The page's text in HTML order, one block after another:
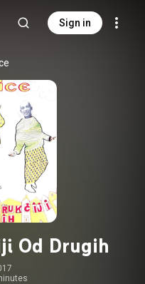
Sign in
Od Drugih